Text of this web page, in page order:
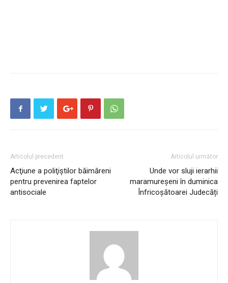
Articolul precedent
Acţiune a poliţiştilor băimăreni
pentru prevenirea faptelor
antisociale
Articolul următor
Unde vor sluji ierarhii
maramureșeni în duminica
Înfricoșătoarei Judecăți